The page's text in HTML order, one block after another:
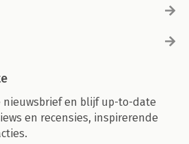
nieuwsbrief en blijf up-to-date
en recensies, inspirerende